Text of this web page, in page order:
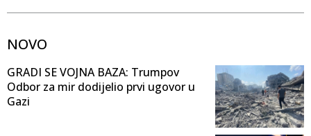
NOVO
GRADI SE VOJNA BAZA: Trumpov
Odbor za mir dodijelio prvi ugovor u
Gazi